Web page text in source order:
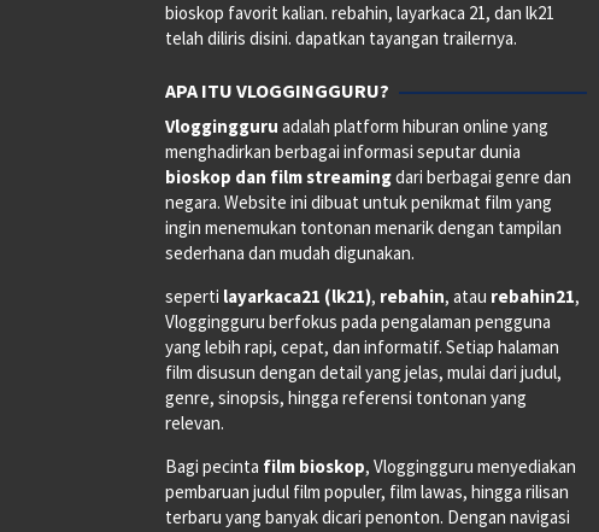
bioskop favorit kalian. rebahin, layarkaca 21, dan lk21
telah diliris disini. dapatkan tayangan trailernya.
APA ITU VLOGGINGGURU?
Vloggingguru adalah platform hiburan online yang
menghadirkan berbagai informasi seputar dunia
bioskop dan film streamingdari berbagai genre dan
negara. Website ini dibuat untuk penikmat film yang
ingin menemukan tontonan menarik dengan tampilan
sederhana dan mudah digunakan.
seperti layarkaca21 (lk21), rebahin, atau rebahin21,
Vloggingguru berfokus pada pengalaman pengguna
yang lebih rapi, cepat, dan informatif. Setiap halaman
film disusun dengan detail yang jelas, mulai dari judul,
genre, sinopsis, hingga referensi tontonan yang
relevan.
Bagi pecinta film bioskop, Vloggingguru menyediakan
pembaruan judul film populer, film lawas, hingga rilisan
terbaru yang banyak dicari penonton. Dengan navigasi